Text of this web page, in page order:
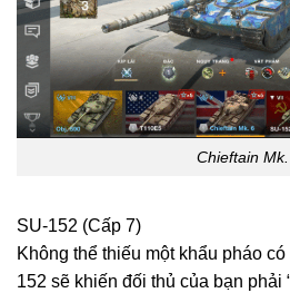
Chieftain
SU-152 (Cấp 7)
Không thể thiếu một khẩu pháo
152 sẽ khiến đối thủ của bạn phải